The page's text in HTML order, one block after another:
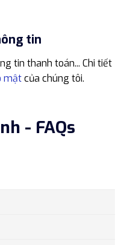
tin
tin thanh toán... Chi tiết
mậtcủa chúng tôi.
- FAQs